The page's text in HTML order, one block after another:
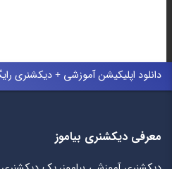
دانلود اپلیکیشن آموزشی + دیکشنری
معرفی دیکشنری بیاموز